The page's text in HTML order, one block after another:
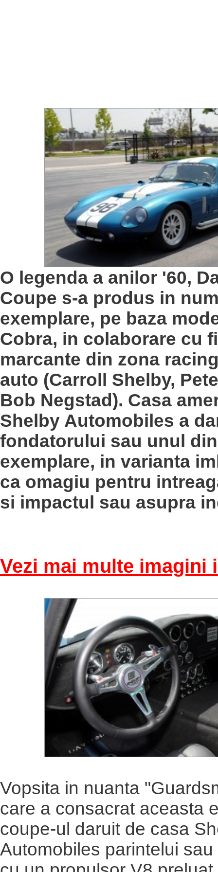
O legenda a anilor '60,
Coupe s-a produs in
exemplare, pe baza
Cobra, in colaborare cu
marcante din zona
auto (Carroll Shelby,
Bob Negstad). Casa
Shelby Automobiles a
fondatorului sau unul
exemplare, in varianta
ca omagiu pentru
si impactul sau asupra
Vezi mai multe imagini
Vopsita in nuanta
care a consacrat aceasta
coupe-ul daruit de casa
Automobiles parintelui